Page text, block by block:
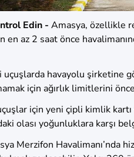
Edin - Amasya, özellikle
az 2 saat önce
uçuşlarda havayolu şirketine
için ağırlık limitlerini
için yeni çipli kimlik
olası yoğunluklara karşı
Merzifon Havalimanı’nda